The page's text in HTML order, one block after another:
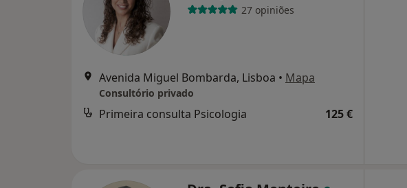
27 opiniões
Avenida Miguel Bombarda, Lisboa • Mapa
Consultório privado
Primeira consulta Psicologia 125 €